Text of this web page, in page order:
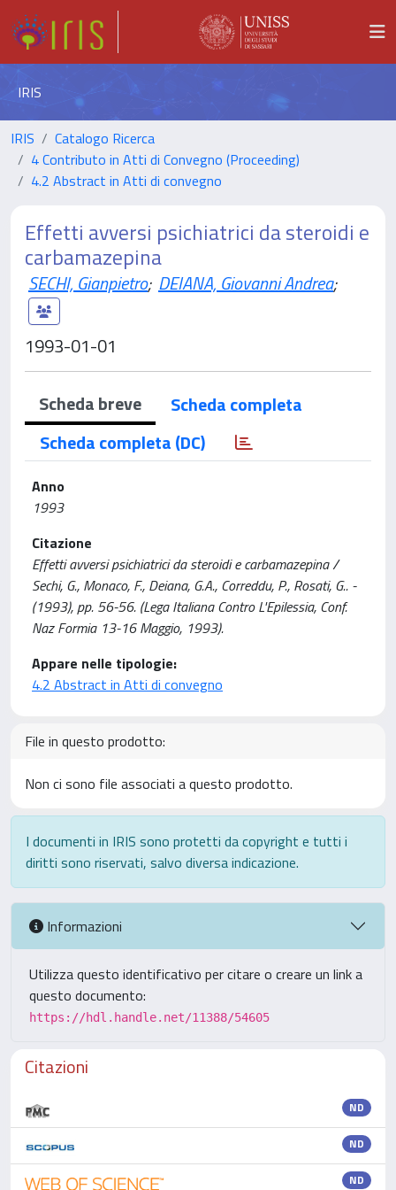
IRIS
IRIS
Catalogo Ricerca
4 Contributo in Atti di Convegno (Proceeding)
4.2 Abstract in Atti di convegno
Effetti avversi psichiatrici da steroidi e
carbamazepina
SECHI, Gianpietro; DEIANA, Giovanni Andrea;
1993-01-01
Scheda breve
Scheda completa
Scheda completa (DC)
Anno
1993
Citazione
Effetti avversi psichiatrici da steroidi e carbamazepina /
Sechi, G., Monaco, F., Deiana, G.A., Correddu, P., Rosati, G.. -
(1993), pp. 56-56. (Lega Italiana Contro L'Epilessia, Conf.
Naz Formia 13-16 Maggio, 1993).
Appare nelle tipologie:
4.2 Abstract in Atti di convegno
File in questo prodotto:
Non ci sono file associati a questo prodotto.
I documenti in IRIS sono protetti da copyright e tutti i
diritti sono riservati, salvo diversa indicazione.
Informazioni
Utilizza questo identificativo per citare o creare un link a
questo documento:
https://hdl.handle.net/11388/54605
Citazioni
ND
ND
ND